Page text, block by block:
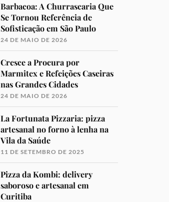
Barbacoa: A Churrascaria Que
Se Tornou Referência de
Sofisticação em São Paulo
24 DE MAIO DE 2026
Cresce a Procura por
Marmitex e Refeições Caseiras
nas Grandes Cidades
24 DE MAIO DE 2026
La Fortunata Pizzaria: pizza
artesanal no forno à lenha na
Vila da Saúde
11 DE SETEMBRO DE 2025
Pizza da Kombi: delivery
saboroso e artesanal em
Curitiba